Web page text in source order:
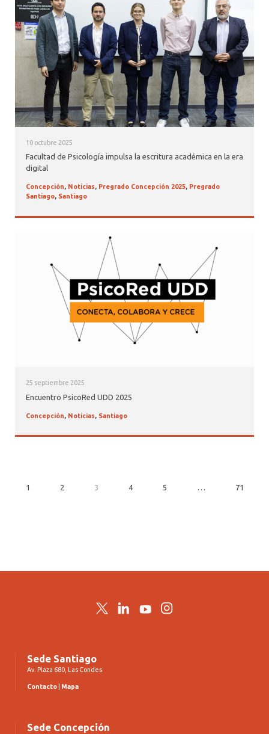
10 octubre 2025
Facultad de Psicología impulsa la escritura académica en la era
digital
Concepción, Noticias, Pregrado Concepción 2025, Pregrado
Santiago, Santiago
25 septiembre 2025
Encuentro PsicoRed UDD 2025
Concepción, Noticias, Santiago
1 2 3 4 5 … 71
TwitterLinkedInYouTubeInstagram
Sede Santiago
Av. Plaza 680, Las Condes
Contacto Mapa
Sede Concepción